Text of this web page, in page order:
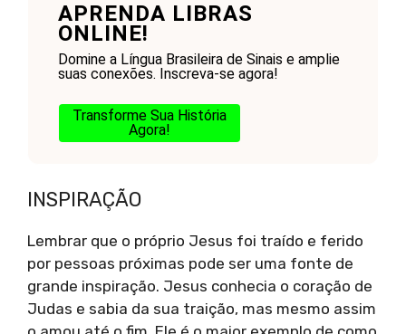
APRENDA LIBRAS
ONLINE!
Domine a Língua Brasileira de Sinais e amplie
suas conexões. Inscreva-se agora!
Transforme Sua História
Agora!
INSPIRAÇÃO
Lembrar que o próprio Jesus foi traído e ferido
por pessoas próximas pode ser uma fonte de
grande inspiração. Jesus conhecia o coração de
Judas e sabia da sua traição, mas mesmo assim